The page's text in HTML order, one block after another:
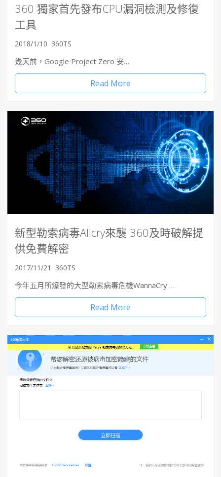
360 獨家首先發布CPU漏洞檢測及修復
工具
2018/1/10 360TS
幾天前，Google Project Zero 安…
Read More
新型勒索病毒Allcry來襲 360及時破解提
供免費解密
2017/11/21 360TS
今年五月所爆發的大型勒索病毒危機WannaCry …
Read More